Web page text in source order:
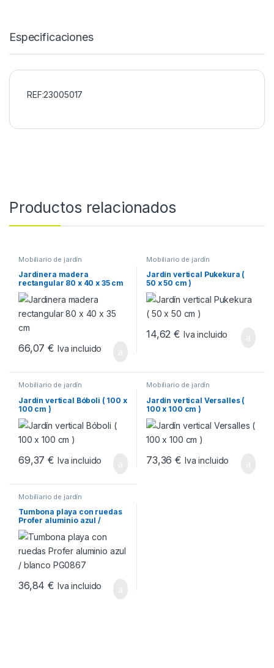
Especificaciones
REF:23005017
Productos relacionados
Mobiliario de jardín
Jardinera madera
rectangular 80 x 40 x 35 cm
66,07€ Iva incluido
Mobiliario de jardín
Jardín vertical Pukekura (
50 x 50 cm )
14,62€ Iva incluido
Mobiliario de jardín
Jardín vertical Bóboli ( 100 x
100 cm )
69,37€ Iva incluido
Mobiliario de jardín
Jardín vertical Versalles (
100 x 100 cm )
73,36€ Iva incluido
Mobiliario de jardín
Tumbona playa con ruedas
Profer aluminio azul /
blanco PG0867
36,84€ Iva incluido